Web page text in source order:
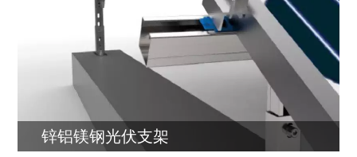
锌铝镁钢光伏支架